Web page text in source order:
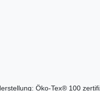
Öko-Tex® 100